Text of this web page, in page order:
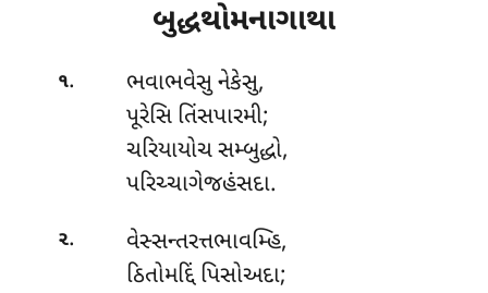
બુદ્ધથોમનાગાથા
૧. ભવાભવેસુનેકેસુ,
પૂરેસિ તિંસપારમી;
ચરિયાયોચ સમ્બુદ્ધો,
પરિચ્ચાગેજહંસદા.
૨. વેસ્સન્તરત્તભાવમ્હિ,
ઠિતોમદ્દિં પિસોઅદા;